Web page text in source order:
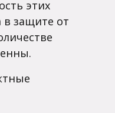
этих
в защите от